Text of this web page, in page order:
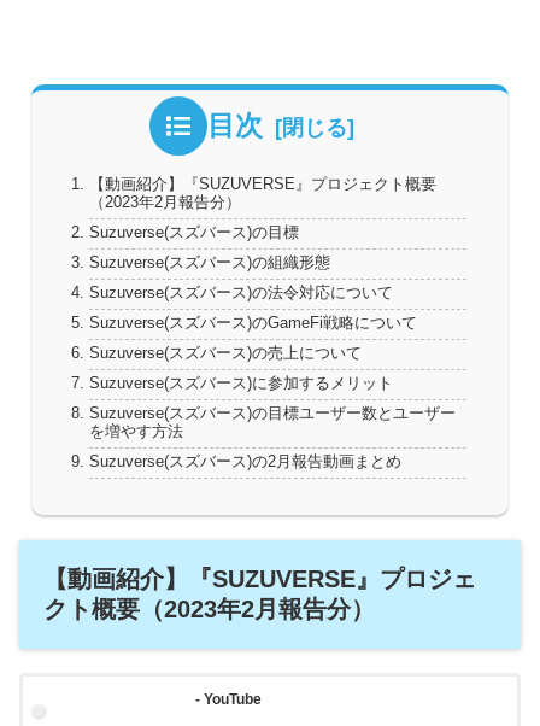
目次
【動画紹介】『SUZUVERSE』プロジェクト概要
（2023年2月報告分）
Suzuverse(スズバース)の目標
Suzuverse(スズバース)の組織形態
Suzuverse(スズバース)の法令対応について
Suzuverse(スズバース)のGameFi戦略について
Suzuverse(スズバース)の売上について
Suzuverse(スズバース)に参加するメリット
Suzuverse(スズバース)の目標ユーザー数とユーザー
を増やす方法
Suzuverse(スズバース)の2月報告動画まとめ
【動画紹介】『SUZUVERSE』プロジェ
クト概要（2023年2月報告分）
- YouTube